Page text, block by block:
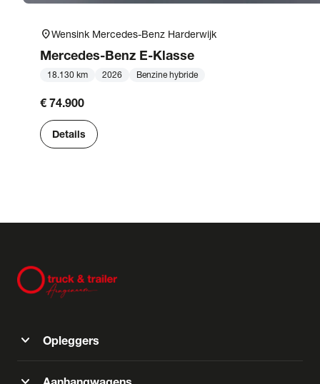
location_onWensink Mercedes-Benz Harderwijk
Mercedes-Benz E-Klasse
18.130 km 2026 Benzine hybride
€ 74.900
Details
expand_more Opleggers